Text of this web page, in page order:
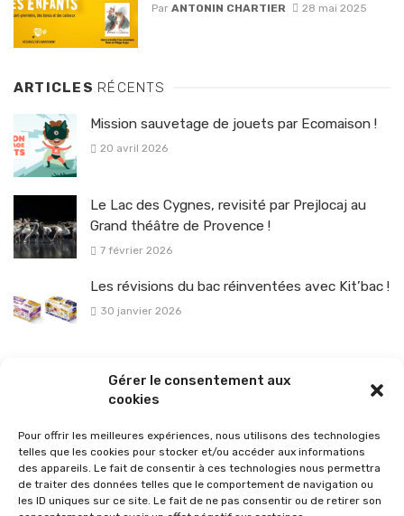
Gérer le consentement aux
cookies
Pour offrir les meilleures expériences, nous utilisons des technologies
telles que les cookies pour stocker et/ou accéder aux informations
des appareils. Le fait de consentir à ces technologies nous permettra
de traiter des données telles que le comportement de navigation ou
les ID uniques sur ce site. Le fait de ne pas consentir ou de retirer son
Par ANTONIN CHARTIER 28 mai 2025
ARTICLES RÉCENTS
Mission sauvetage de jouets par Ecomaison !
20 avril 2026
Le Lac des Cygnes, revisité par Prejlocaj au
Grand théâtre de Provence !
7 février 2026
Les révisions du bac réinventées avec Kit’bac !
30 janvier 2026